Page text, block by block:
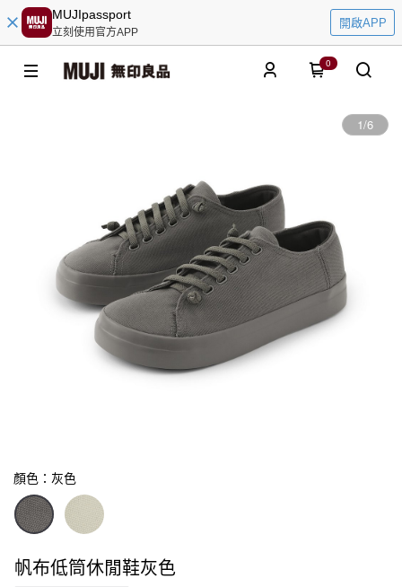
MUJIpassport
立刻使用官方APP
開啟APP
0
1/6
顏色：灰色
帆布低筒休閒鞋灰色